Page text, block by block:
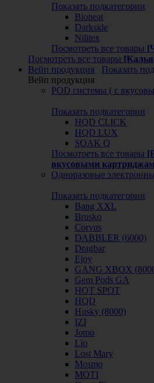
Показать подкатегории
Bioneat
Darkside
Nilitex
Посмотреть все товары
Посмотреть все товары
Вейп продукция
Показать
Вейп продукция
POD системы ( с
Показать подкатегории
HQD CLICK
HQD LUX
SOAK Q
Посмотреть все товары
вкусовыми
Одноразовые
Показать подкатегории
Bang XXL
Brusko
Corvus
DABBLER (6000)
Dragbar
Ejoy
GANG XBOX
Gem Pods GA
HOT SPOT
HQD
Husky (8000)
IZI
Jomo
Lio
Lost Mary
Mosmo
MOTI